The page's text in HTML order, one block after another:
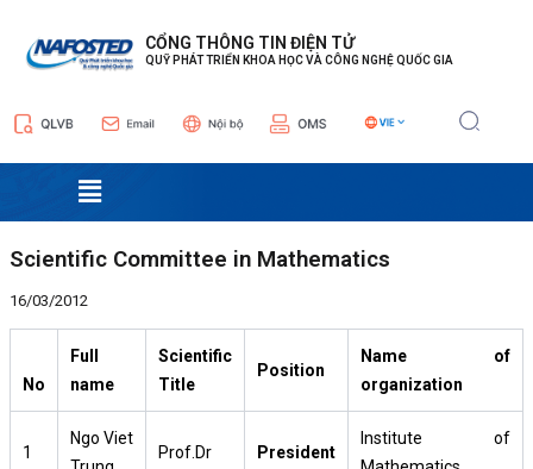
CỔNG THÔNG TIN ĐIỆN TỬ
QUỸ PHÁT TRIỂN KHOA HỌC VÀ CÔNG NGHỆ QUỐC GIA
Menu
Scientific Committee in Mathematics
16/03/2012
No
Full
name
Scientific
Title
Position
Name of
organization
1
Ngo Viet
Prof.Dr President
Institute of
hướng
bài